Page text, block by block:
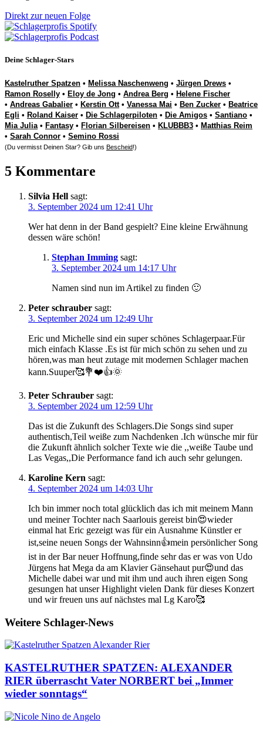
Direkt zur neuen Folge
Deine Schlager-Stars
Kastelruther Spatzen • Melissa Naschenweng • Jürgen Drews •
Ramon Roselly • Eloy de Jong • Andrea Berg • Helene Fischer
• Andreas Gabalier • Kerstin Ott• Vanessa Mai • Ben Zucker • Beatrice
Egli • Roland Kaiser • Die Schlagerpiloten • Die Amigos • Santiano •
Mia Julia• Fantasy • Florian Silbereisen • KLUBBB3 • Matthias Reim
• Sarah Connor • Semino Rossi
(Du vermisst Deinen Star? Gib uns Bescheid!)
5 Kommentare
Silvia Hell sagt:
3. September 2024 um 12:41 Uhr
Wer hat denn in der Band gespielt? Eine kleine Erwähnung
dessen wäre schön!
Stephan Imming sagt:
3. September 2024 um 14:17 Uhr
Namen sind nun im Artikel zu finden 🙂
Peter schrauber sagt:
3. September 2024 um 12:49 Uhr
Eric und Michelle sind ein super schönes Schlagerpaar.Für
mich einfach Klasse .Es ist für mich schön zu sehen und zu
hören,was man heut zutage mit modernen Schlager machen
kann.Suuper🥰💐❤️👍🌞
Peter Schrauber sagt:
3. September 2024 um 12:59 Uhr
Das ist die Zukunft des Schlagers.Die Songs sind super
authentisch,Teil weiße zum Nachdenken .Ich wünsche mir für
die Zukunft ähnlich solcher Texte wie die ,,weiße Taube und
Las Vegas,,Die Performance fand ich auch sehr gelungen.
Karoline Kern sagt:
4. September 2024 um 14:03 Uhr
Ich bin immer noch total glücklich das ich mit meinem Mann
und meiner Tochter nach Saarlouis gereist bin😍wieder
einmal hat Eric gezeigt was für ein Ausnahme Künstler er
ist,seine neuen Songs der Wahnsinn👍mein persönlicher Song
ist in der Bar neuer Hoffnung,finde sehr das er was von Udo
Jürgens hat Mega da am Klavier Gänsehaut pur😍und das
Michelle dabei war und mit ihm und auch ihren eigen Song
gesungen hat unser Highlight vielen Dank für dieses Konzert
und wir freuen uns auf nächstes mal Lg Karo🥰
Weitere Schlager-News
KASTELRUTHER SPATZEN: ALEXANDER
RIER überrascht Vater NORBERT bei „Immer
wieder sonntags“